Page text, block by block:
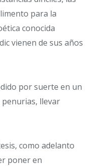
para la
conocida
vienen de sus años
por suerte en un
llevar
como adelanto
poner en